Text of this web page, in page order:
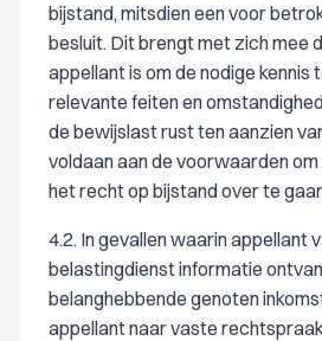
bijstand, mitsdien een voor
besluit. Dit brengt met zich mee
appellant is om de nodige kennis
relevante feiten en
de bewijslast rust ten aanzien
voldaan aan de voorwaarden
het recht op bijstand over te
4.2. In gevallen waarin appellant
belastingdienst informatie
belanghebbende genoten
appellant naar vaste